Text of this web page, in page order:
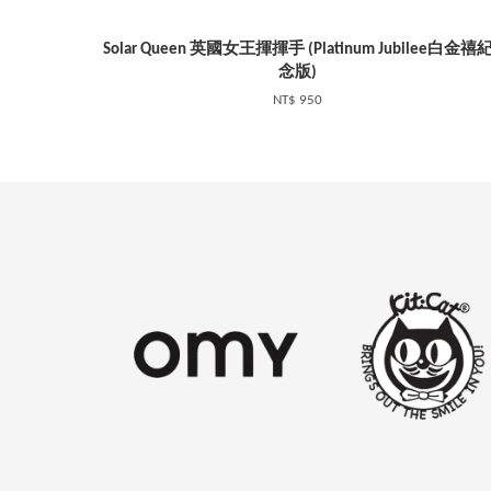
Solar Queen 英國女王揮揮手 (Platinum Jubilee白金禧
念版)
NT$ 950